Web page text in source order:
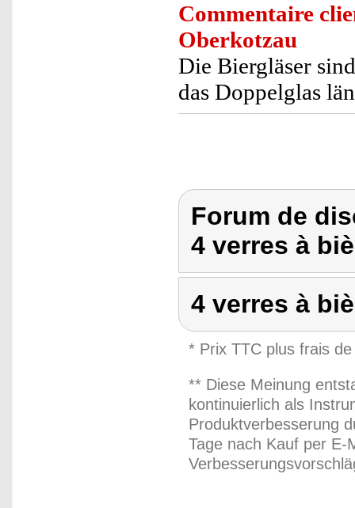
Commentaire
Oberkotzau
Die Biergläser
das Doppelglas
Forum de
4 verres à
4 verres à
* Prix TTC plus frais
** Diese Meinung
kontinuierlich als
Produktverbesserung
Tage nach Kauf per E-